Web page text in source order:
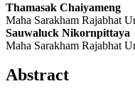
Thamasak Chaiyameng
Maha Sarakham Rajabhat
Sauwaluck Nikornpittaya
Maha Sarakham Rajabhat
Abstract